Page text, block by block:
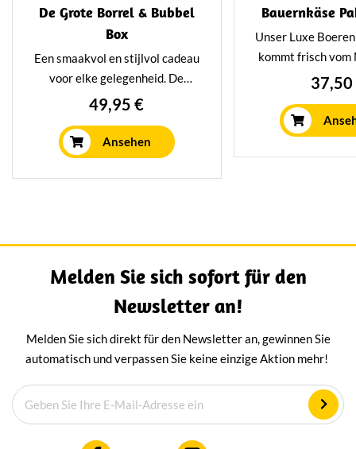
De Grote Borrel & Bubbel
Box
Een smaakvol en stijlvol cadeau
voor elke gelegenheid. De
Bubbels & Borrel Deluxe
Grigio en Pizzolato Rosé, een
Boska minimessenset,
ambachtelijke kaaskoekjes, een
om iemand écht te verrassen.
49,95 €
Ansehen
Bauernkäse
Unser Luxe
kommt frisch vom
Paket
Bio-Muschelsaft
Sauce.
37,50
Melden Sie sich sofort für den
Newsletter an!
Melden Sie sich direkt für den Newsletter an, gewinnen Sie
automatisch und verpassen Sie keine einzige Aktion mehr!